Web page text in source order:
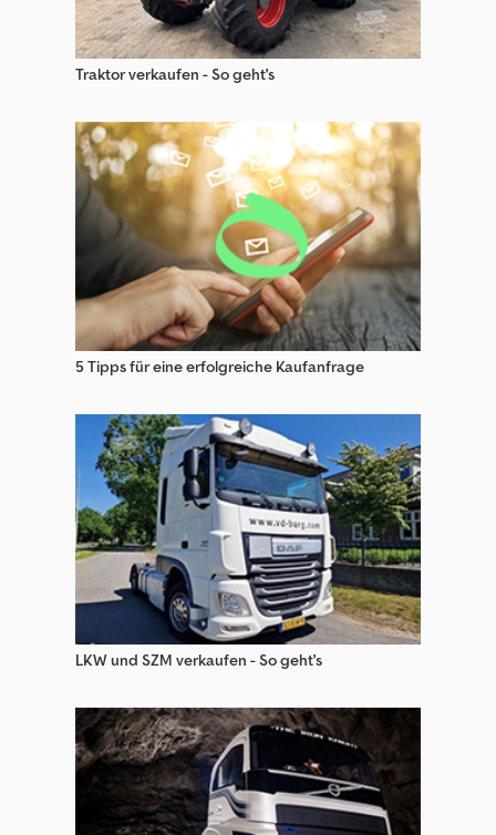
Schaeff Raupenbagger
Tadano Baumaschinen
Takeuchi Raupenbagger
Terex Raupenbagger
Verachtert Kettenbagger
Wacker Raupenbagger
Traktor verkaufen - So geht's
5 Tipps für eine erfolgreiche Kaufanfrage
LKW und SZM verkaufen - So geht's